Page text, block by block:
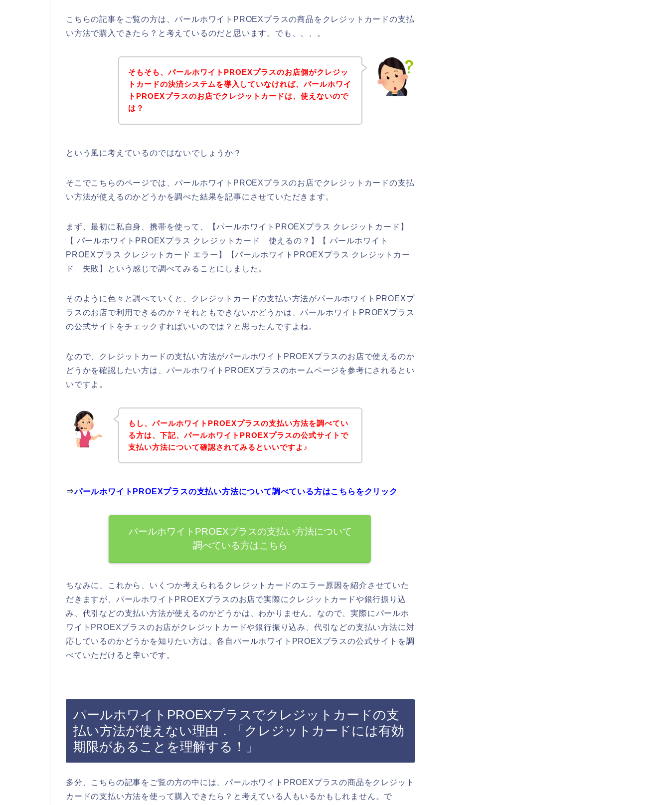
こちらの記事をご覧の方は、パールホワイトPROEXプラスの商品をクレジットカードの支払
い方法で購入できたら？と考えているのだと思います。でも、、、。
そもそも、パールホワイトPROEXプラスのお店側がクレジッ
トカードの決済システムを導入していなければ、パールホワイ
トPROEXプラスのお店でクレジットカードは、使えないので
は？
という風に考えているのではないでしょうか？
そこでこちらのページでは、パールホワイトPROEXプラスのお店でクレジットカードの支払
い方法が使えるのかどうかを調べた結果を記事にさせていただきます。
まず、最初に私自身、携帯を使って、【パールホワイトPROEXプラス クレジットカード】
【 パールホワイトPROEXプラス クレジットカード 使えるの？】【 パールホワイト
PROEXプラス クレジットカード エラー】【パールホワイトPROEXプラス クレジットカー
ド 失敗】という感じで調べてみることにしました。
そのように色々と調べていくと、クレジットカードの支払い方法がパールホワイトPROEXプ
ラスのお店で利用できるのか？それともできないかどうかは、パールホワイトPROEXプラス
の公式サイトをチェックすればいいのでは？と思ったんですよね。
なので、クレジットカードの支払い方法がパールホワイトPROEXプラスのお店で使えるのか
どうかを確認したい方は、パールホワイトPROEXプラスのホームページを参考にされるとい
いですよ。
もし、パールホワイトPROEXプラスの支払い方法を調べてい
る方は、下記、パールホワイトPROEXプラスの公式サイトで
支払い方法について確認されてみるといいですよ♪
⇒パールホワイトPROEXプラスの支払い方法について調べている方はこちらをクリック
パールホワイトPROEXプラスの支払い方法について
調べている方はこちら
ちなみに、これから、いくつか考えられるクレジットカードのエラー原因を紹介させていた
だきますが、パールホワイトPROEXプラスのお店で実際にクレジットカードや銀行振り込
み、代引などの支払い方法が使えるのかどうかは、わかりません。なので、実際にパールホ
ワイトPROEXプラスのお店がクレジットカードや銀行振り込み、代引などの支払い方法に対
応しているのかどうかを知りたい方は、各自パールホワイトPROEXプラスの公式サイトを調
べていただけると幸いです。
パールホワイトPROEXプラスでクレジットカードの支
払い方法が使えない理由．「クレジットカードには有効
期限があることを理解する！」
多分、こちらの記事をご覧の方の中には、パールホワイトPROEXプラスの商品をクレジット
カードの支払い方法を使って購入できたら？と考えている人もいるかもしれません。で